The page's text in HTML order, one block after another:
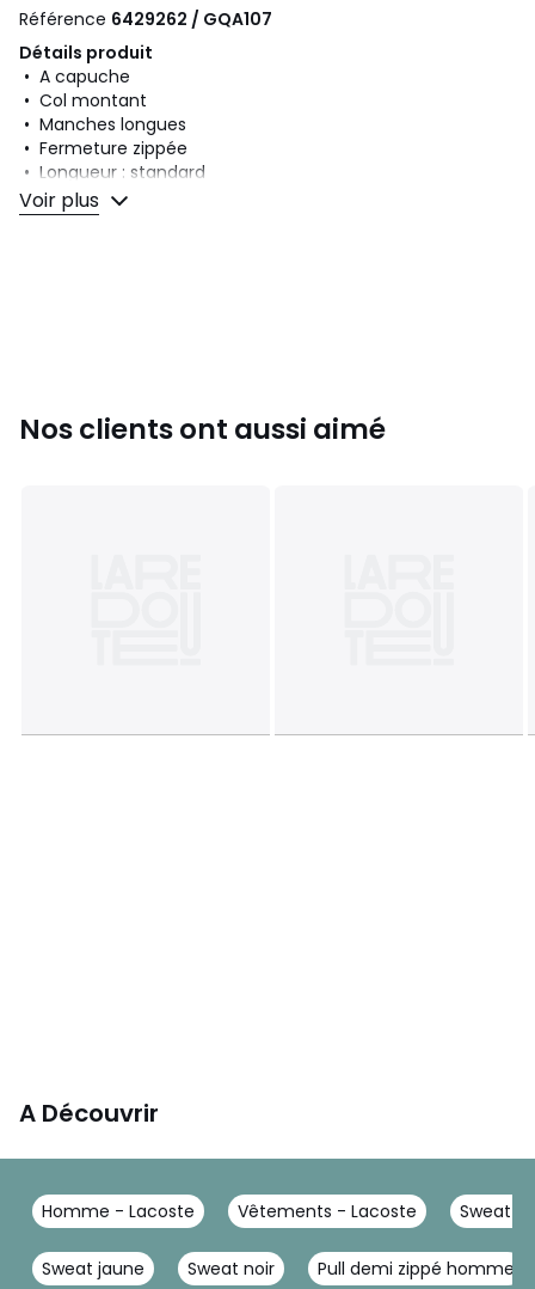
Référence 6429262 / GQA107
Détails produit
• A capuche
• Col montant
• Manches longues
• Fermeture zippée
• Longueur : standard
• Motif à rayures
S, M, L, XL
Voir plus
Nos clients ont aussi aimé
A Découvrir
Homme - Lacoste Vêtements - Lacoste Sweat -
Sweat jaune Sweat noir Pull demi zippé homme